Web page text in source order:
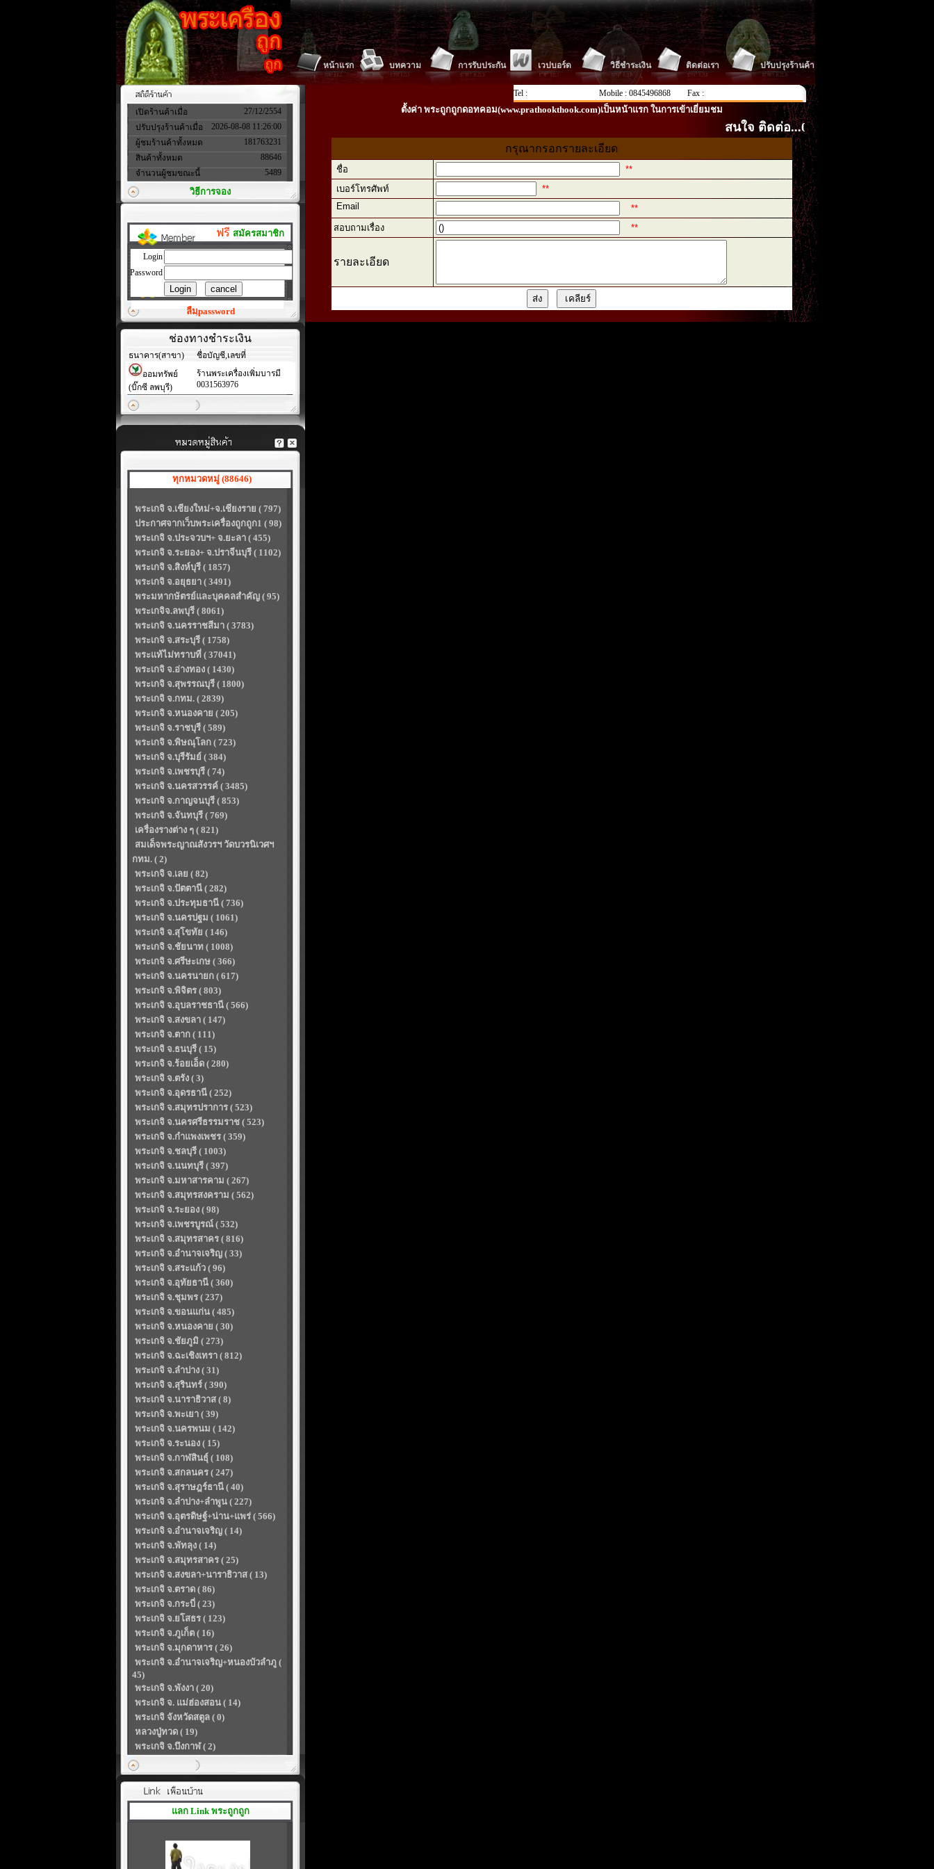
หน้าแรก บทความ การรับประกัน เวปบอร์ด วิธีชำระเงิน ติดต่อเรา ปรับปรุงร้านค้า
เปิดร้านค้าเมื่อ
27/12/2554
ปรับปรุงร้านค้าเมื่อ
2026-08-08 11:26:00
ผู้ชมร้านค้าทั้งหมด
181763231
สินค้าทั้งหมด
88646
จำนวนผู้ชมขณะนี้
5489
วิธีการจอง
ฟรี สมัครสมาชิก
Login
Password
ลืมpassword
ช่องทางชำระเงิน
ธนาคาร(สาขา)
ชื่อบัญชี,เลขที่
ออมทรัพย์
(บิ๊กซี ลพบุรี)
ร้านพระเครื่องเพิ่มบารมี
0031563976
ทุกหมวดหมู่ (88646)
พระเกจิ จ.เชียงใหม่+จ.เชียงราย ( 797)
ประกาศจากเว็บพระเครื่องถูกถูก1 ( 98)
พระเกจิ จ.ประจวบฯ+ จ.ยะลา ( 455)
พระเกจิ จ.ระยอง+ จ.ปราจีนบุรี ( 1102)
พระเกจิ จ.สิงห์บุรี ( 1857)
พระเกจิ จ.อยุธยา ( 3491)
พระมหากษัตรย์และบุคคลสำคัญ ( 95)
พระเกจิจ.ลพบุรี ( 8061)
พระเกจิ จ.นครราชสีมา ( 3783)
พระเกจิ จ.สระบุรี ( 1758)
พระแท้ไม่ทราบที่ ( 37041)
พระเกจิ จ.อ่างทอง ( 1430)
พระเกจิ จ.สุพรรณบุรี ( 1800)
พระเกจิ จ.กทม. ( 2839)
พระเกจิ จ.หนองคาย ( 205)
พระเกจิ จ.ราชบุรี ( 589)
พระเกจิ จ.พิษณุโลก ( 723)
พระเกจิ จ.บุรีรัมย์ ( 384)
พระเกจิ จ.เพชรบุรี ( 74)
พระเกจิ จ.นครสวรรค์ ( 3485)
พระเกจิ จ.กาญจนบุรี ( 853)
พระเกจิ จ.จันทบุรี ( 769)
เครื่องรางต่าง ๆ ( 821)
สมเด็จพระญาณสังวรฯ วัดบวรนิเวศฯ
กทม. ( 2)
พระเกจิ จ.เลย ( 82)
พระเกจิ จ.ปัตตานี ( 282)
พระเกจิ จ.ประทุมธานี ( 736)
พระเกจิ จ.นครปฐม ( 1061)
พระเกจิ จ.สุโขทัย ( 146)
พระเกจิ จ.ชัยนาท ( 1008)
พระเกจิ จ.ศรีษะเกษ ( 366)
พระเกจิ จ.นครนายก ( 617)
พระเกจิ จ.พิจิตร ( 803)
พระเกจิ จ.อุบลราชธานี ( 566)
พระเกจิ จ.สงขลา ( 147)
พระเกจิ จ.ตาก ( 111)
พระเกจิ จ.ธนบุรี ( 15)
พระเกจิ จ.ร้อยเอ็ด ( 280)
พระเกจิ จ.ตรัง ( 3)
พระเกจิ จ.อุดรธานี ( 252)
พระเกจิ จ.สมุทรปราการ ( 523)
พระเกจิ จ.นครศรีธรรมราช ( 523)
พระเกจิ จ.กำแพงเพชร ( 359)
พระเกจิ จ.ชลบุรี ( 1003)
พระเกจิ จ.นนทบุรี ( 397)
พระเกจิ จ.มหาสารคาม ( 267)
พระเกจิ จ.สมุทรสงคราม ( 562)
พระเกจิ จ.ระยอง ( 98)
พระเกจิ จ.เพชรบูรณ์ ( 532)
พระเกจิ จ.สมุทรสาคร ( 816)
พระเกจิ จ.อำนาจเจริญ ( 33)
พระเกจิ จ.สระแก้ว ( 96)
พระเกจิ จ.อุทัยธานี ( 360)
พระเกจิ จ.ชุมพร ( 237)
พระเกจิ จ.ขอนแก่น ( 485)
พระเกจิ จ.หนองคาย ( 30)
พระเกจิ จ.ชัยภูมิ ( 273)
พระเกจิ จ.ฉะเชิงเทรา ( 812)
พระเกจิ จ.ลำปาง ( 31)
พระเกจิ จ.สุรินทร์ ( 390)
พระเกจิ จ.นาราธิวาส ( 8)
พระเกจิ จ.พะเยา ( 39)
พระเกจิ จ.นครพนม ( 142)
พระเกจิ จ.ระนอง ( 15)
พระเกจิ จ.กาฬสินธุ์ ( 108)
พระเกจิ จ.สกลนคร ( 247)
พระเกจิ จ.สุราษฎร์ธานี ( 40)
พระเกจิ จ.ลำปาง+ลำพูน ( 227)
พระเกจิ จ.อุตรดิษฐ์+น่าน+แพร่ ( 566)
พระเกจิ จ.อำนาจเจริญ ( 14)
พระเกจิ จ.พัทลุง ( 14)
พระเกจิ จ.สมุทรสาคร ( 25)
พระเกจิ จ.สงขลา+นาราธิวาส ( 13)
พระเกจิ จ.ตราด ( 86)
พระเกจิ จ.กระบี่ ( 23)
พระเกจิ จ.ยโสธร ( 123)
พระเกจิ จ.ภูเก็ต ( 16)
พระเกจิ จ.มุกดาหาร ( 26)
พระเกจิ จ.อำนาจเจริญ+หนองบัวลำภู (
45)
พระเกจิ จ.พังงา ( 20)
พระเกจิ จ. แม่ฮ่องสอน ( 14)
พระเกจิ จังหวัดสตูล ( 0)
หลวงปู่ทวด ( 19)
พระเกจิ จ.บึงกาฬ ( 2)
แลก Link พระถูกถูก
Tel : Mobile : 0845496868 Fax :
ตั้งค่า พระถูกถูกดอทคอม(www.prathookthook.com)เป็นหน้าแรก ในการเข้าเยี่ยมชม
สนใจ ติดต่อ...0845496868 ( คุณเจี๊ยบ.
กรุณากรอกรายละเอียด
ชื่อ
**
เบอร์โทรศัพท์
**
Email
**
สอบถามเรื่อง
**
รายละเอียด